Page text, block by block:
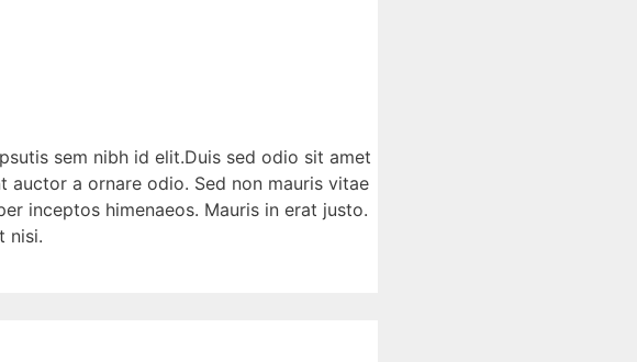
sem nibh id elit.Duis sed odio sit amet
auctor a ornare odio. Sed non mauris vitae
inceptos himenaeos. Mauris in erat justo.
nisi.